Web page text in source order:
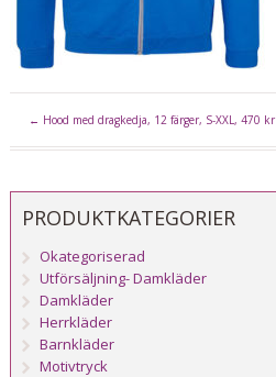
← Hood med dragkedja, 12 färger, S-XXL, 470 kr
PRODUKTKATEGORIER
Okategoriserad
Utförsäljning- Damkläder
Damkläder
Herrkläder
Barnkläder
Motivtryck